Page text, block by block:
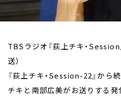
TBSラジオ『荻上チキ・Session
送）
『荻上チキ・Session-22』から
チキと南部広美がお送りする発